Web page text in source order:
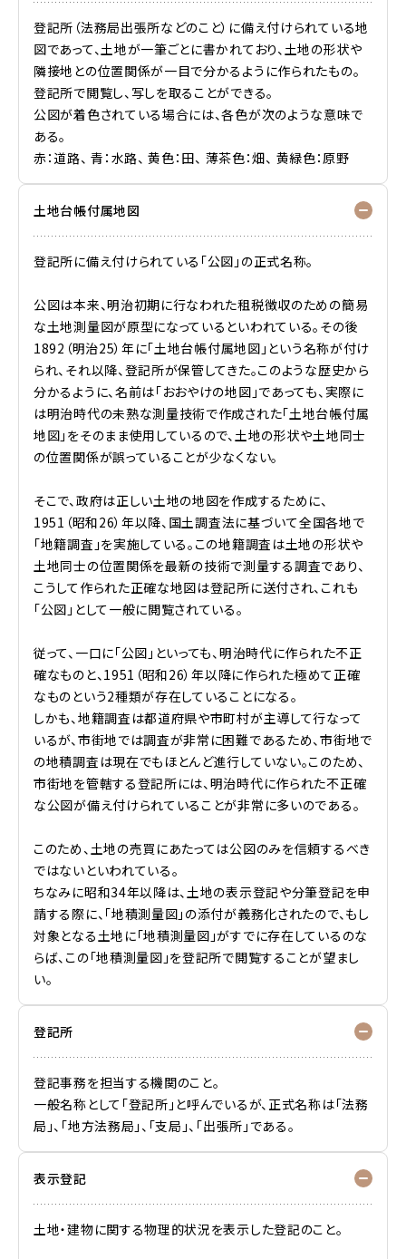
登記所（法務局出張所などのこと）に備え付けられている地
図であって、土地が一筆ごとに書かれており、土地の形状や
隣接地との位置関係が一目で分かるように作られたもの。
登記所で閲覧し、写しを取ることができる。
公図が着色されている場合には、各色が次のような意味で
ある。
赤：道路、 青：水路、 黄色：田、 薄茶色：畑、 黄緑色：原野
土地台帳付属地図
登記所に備え付けられている「公図」の正式名称。
公図は本来、明治初期に行なわれた租税徴収のための簡易
な土地測量図が原型になっているといわれている。その後
1892（明治25）年に「土地台帳付属地図」という名称が付け
られ、それ以降、登記所が保管してきた。このような歴史から
分かるように、名前は「おおやけの地図」であっても、実際に
は明治時代の未熟な測量技術で作成された「土地台帳付属
地図」をそのまま使用しているので、土地の形状や土地同士
の位置関係が誤っていることが少なくない。
そこで、政府は正しい土地の地図を作成するために、
1951（昭和26）年以降、国土調査法に基づいて全国各地で
「地籍調査」を実施している。この地籍調査は土地の形状や
土地同士の位置関係を最新の技術で測量する調査であり、
こうして作られた正確な地図は登記所に送付され、これも
「公図」として一般に閲覧されている。
従って、一口に「公図」といっても、明治時代に作られた不正
確なものと、1951（昭和26）年以降に作られた極めて正確
なものという2種類が存在していることになる。
しかも、地籍調査は都道府県や市町村が主導して行なって
いるが、市街地では調査が非常に困難であるため、市街地で
の地積調査は現在でもほとんど進行していない。このため、
市街地を管轄する登記所には、明治時代に作られた不正確
な公図が備え付けられていることが非常に多いのである。
このため、土地の売買にあたっては公図のみを信頼するべき
ではないといわれている。
ちなみに昭和34年以降は、土地の表示登記や分筆登記を申
請する際に、「地積測量図」の添付が義務化されたので、もし
対象となる土地に「地積測量図」がすでに存在しているのな
らば、この「地積測量図」を登記所で閲覧することが望まし
い。
登記所
登記事務を担当する機関のこと。
一般名称として「登記所」と呼んでいるが、正式名称は「法務
局」、「地方法務局」、「支局」、「出張所」である。
表示登記
土地・建物に関する物理的状況を表示した登記のこと。